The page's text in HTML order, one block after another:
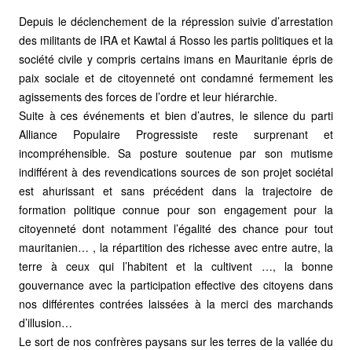
Depuis le déclenchement de la répression suivie d’arrestation
des militants de IRA et Kawtal á Rosso les partis politiques et la
société civile y compris certains imans en Mauritanie épris de
paix sociale et de citoyenneté ont condamné fermement les
agissements des forces de l’ordre et leur hiérarchie.
Suite à ces événements et bien d’autres, le silence du parti
Alliance Populaire Progressiste reste surprenant et
incompréhensible. Sa posture soutenue par son mutisme
indifférent à des revendications sources de son projet sociétal
est ahurissant et sans précédent dans la trajectoire de
formation politique connue pour son engagement pour la
citoyenneté dont notamment l’égalité des chance pour tout
mauritanien… , la répartition des richesse avec entre autre, la
terre à ceux qui l’habitent et la cultivent …, la bonne
gouvernance avec la participation effective des citoyens dans
nos différentes contrées laissées à la merci des marchands
d’illusion…
Le sort de nos confrères paysans sur les terres de la vallée du